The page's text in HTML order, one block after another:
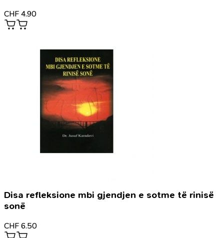
CHF 4.90
Disa refleksione mbi gjendjen e sotme të rinisë
sonë
CHF 6.50